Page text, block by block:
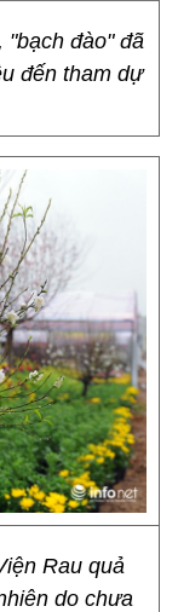
"bạch đào" đã
đến tham dự
Rau quả
do chưa